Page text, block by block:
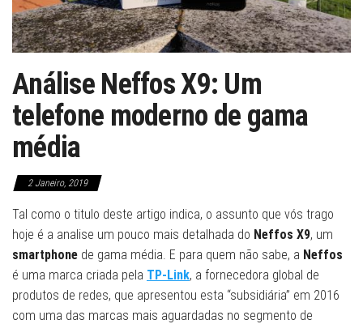
Análise Neffos X9: Um
telefone moderno de gama
média
2 Janeiro, 2019
Tal como o titulo deste artigo indica, o assunto que vós trago
hoje é a analise um pouco mais detalhada do Neffos X9, um
smartphone de gama média. E para quem não sabe, a Neffos
é uma marca criada pela TP-Link, a fornecedora global de
produtos de redes, que apresentou esta “subsidiária” em 2016
com uma das marcas mais aguardadas no segmento de